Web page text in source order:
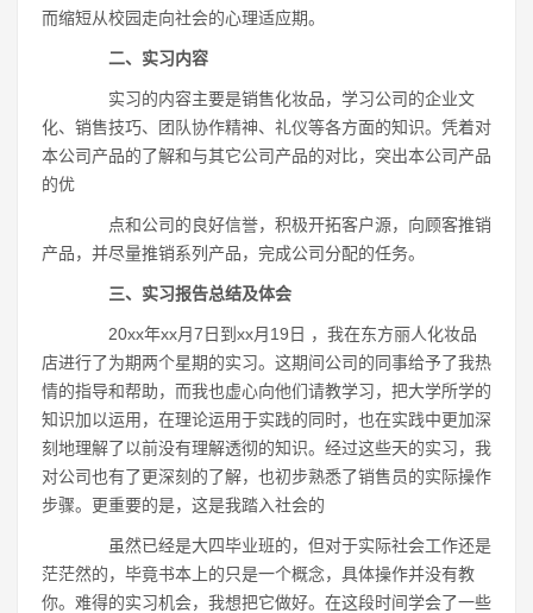
而缩短从校园走向社会的心理适应期。
二、实习内容
实习的内容主要是销售化妆品，学习公司的企业文
化、销售技巧、团队协作精神、礼仪等各方面的知识。凭着对
本公司产品的了解和与其它公司产品的对比，突出本公司产品
的优
点和公司的良好信誉，积极开拓客户源，向顾客推销
产品，并尽量推销系列产品，完成公司分配的任务。
三、实习报告总结及体会
20xx年xx月7日到xx月19日 ，我在东方丽人化妆品
店进行了为期两个星期的实习。这期间公司的同事给予了我热
情的指导和帮助，而我也虚心向他们请教学习，把大学所学的
知识加以运用，在理论运用于实践的同时，也在实践中更加深
刻地理解了以前没有理解透彻的知识。经过这些天的实习，我
对公司也有了更深刻的了解，也初步熟悉了销售员的实际操作
步骤。更重要的是，这是我踏入社会的
虽然已经是大四毕业班的，但对于实际社会工作还是
茫茫然的，毕竟书本上的只是一个概念，具体操作并没有教
你。难得的实习机会，我想把它做好。在这段时间学会了一些